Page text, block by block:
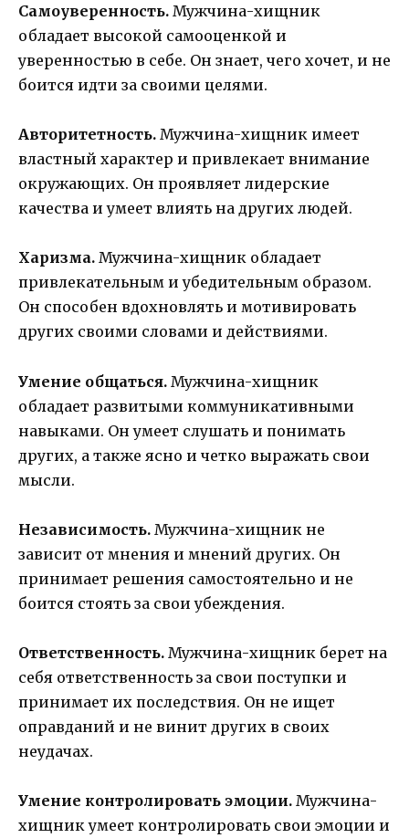
Самоуверенность. Мужчина-хищник
обладает высокой самооценкой и
уверенностью в себе. Он знает, чего хочет, и не
боится идти за своими целями.
Авторитетность. Мужчина-хищник имеет
властный характер и привлекает внимание
окружающих. Он проявляет лидерские
качества и умеет влиять на других людей.
Харизма. Мужчина-хищник обладает
привлекательным и убедительным образом.
Он способен вдохновлять и мотивировать
других своими словами и действиями.
Умение общаться. Мужчина-хищник
обладает развитыми коммуникативными
навыками. Он умеет слушать и понимать
других, а также ясно и четко выражать свои
мысли.
Независимость. Мужчина-хищник не
зависит от мнения и мнений других. Он
принимает решения самостоятельно и не
боится стоять за свои убеждения.
Ответственность. Мужчина-хищник берет на
себя ответственность за свои поступки и
принимает их последствия. Он не ищет
оправданий и не винит других в своих
неудачах.
Умение контролировать эмоции. Мужчина-
хищник умеет контролировать свои эмоции и